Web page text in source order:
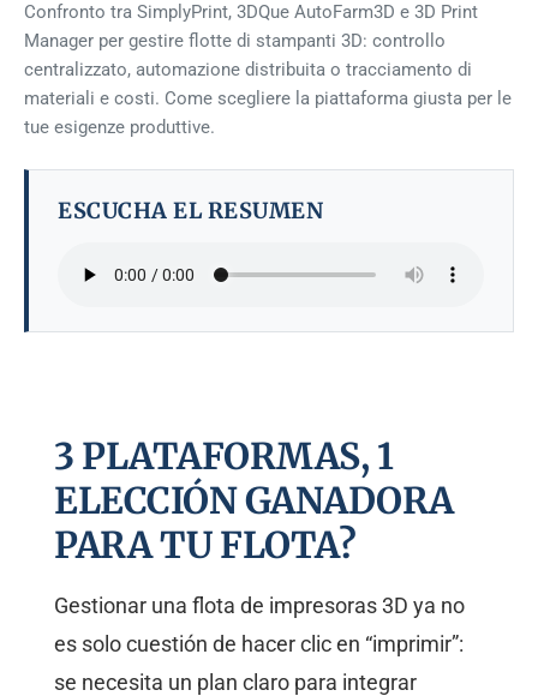
Confronto tra SimplyPrint, 3DQue AutoFarm3D e 3D Print
Manager per gestire flotte di stampanti 3D: controllo
centralizzato, automazione distribuita o tracciamento di
materiali e costi. Come scegliere la piattaforma giusta per le
tue esigenze produttive.
ESCUCHA EL RESUMEN
3 PLATAFORMAS, 1
ELECCIÓN GANADORA
PARA TU FLOTA?
Gestionar una flota de impresoras 3D ya no
es solo cuestión de hacer clic en “imprimir”:
se necesita un plan claro para integrar